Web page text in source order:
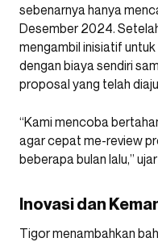
sebenarnya hanya
Desember 2024.
mengambil inisiatif
dengan biaya sendiri
proposal yang telah
“Kami mencoba
agar cepat me-review
beberapa bulan lalu,”
Inovasi dan
Tigor menambahkan